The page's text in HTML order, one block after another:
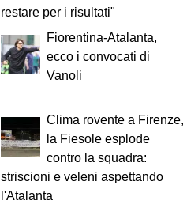
restare per i risultati"
Fiorentina-Atalanta,
ecco i convocati di
Vanoli
Clima rovente a Firenze,
la Fiesole esplode
contro la squadra:
striscioni e veleni aspettando
l'Atalanta